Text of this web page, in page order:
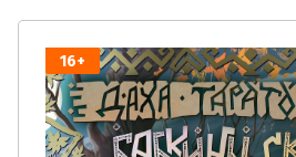
Ваш вопрос:
Ознакомлен с пользовательским
Подтверждаю своё согласие на
данных.
Подробнее
16+